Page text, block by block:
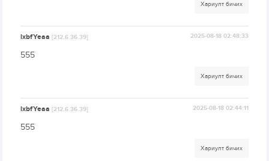
Хариулт бичих
lxbfYeaa[212.6.36.39] 2025-08-18 02:48:33
555
Хариулт бичих
lxbfYeaa[212.6.36.39] 2025-08-18 02:44:11
555
Хариулт бичих